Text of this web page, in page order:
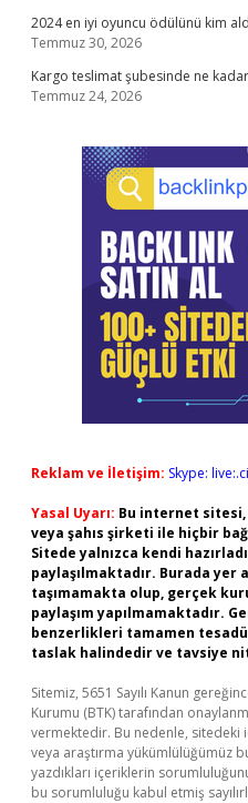
2024 en iyi oyuncu ödülünü kim
Temmuz 30, 2026
Kargo teslimat şubesinde ne
Temmuz 24, 2026
Reklam ve İletişim: Skype:
Yasal Uyarı: Bu internet
veya şahıs şirketi ile hiçbir
Sitede yalnızca kendi
paylaşılmaktadır. Burada
taşımamakta olup, gerçek
paylaşım yapılmamaktadır.
benzerlikleri tamamen
taslak halindedir ve tavsiye
Sitemiz, 5651 Sayılı Kanun
Kurumu (BTK) tarafından
vermektedir. Bu nedenle,
veya araştırma yükümlülüğümüz
yazdıkları içeriklerin
bu sorumluluğu kabul etmiş